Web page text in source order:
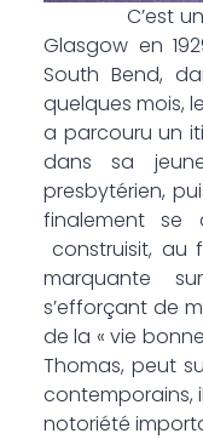
C’est un
Glasgow en
South Bend,
quelques mois,
a parcouru un
dans sa
presbytérien,
finalement se
construisit, au
marquante
s’efforçant de
de la « vie
Thomas, peut
contemporains,
notoriété